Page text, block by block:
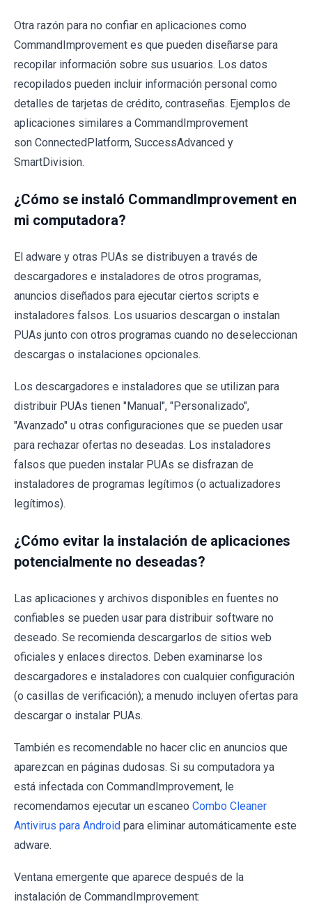
Otra razón para no confiar en aplicaciones como
CommandImprovement es que pueden diseñarse para
recopilar información sobre sus usuarios. Los datos
recopilados pueden incluir información personal como
detalles de tarjetas de crédito, contraseñas. Ejemplos de
aplicaciones similares a CommandImprovement
son ConnectedPlatform, SuccessAdvanced y
SmartDivision.
¿Cómo se instaló CommandImprovement en
mi computadora?
El adware y otras PUAs se distribuyen a través de
descargadores e instaladores de otros programas,
anuncios diseñados para ejecutar ciertos scripts e
instaladores falsos. Los usuarios descargan o instalan
PUAs junto con otros programas cuando no deseleccionan
descargas o instalaciones opcionales.
Los descargadores e instaladores que se utilizan para
distribuir PUAs tienen "Manual", "Personalizado",
"Avanzado" u otras configuraciones que se pueden usar
para rechazar ofertas no deseadas. Los instaladores
falsos que pueden instalar PUAs se disfrazan de
instaladores de programas legítimos (o actualizadores
legítimos).
¿Cómo evitar la instalación de aplicaciones
potencialmente no deseadas?
Las aplicaciones y archivos disponibles en fuentes no
confiables se pueden usar para distribuir software no
deseado. Se recomienda descargarlos de sitios web
oficiales y enlaces directos. Deben examinarse los
descargadores e instaladores con cualquier configuración
(o casillas de verificación); a menudo incluyen ofertas para
descargar o instalar PUAs.
También es recomendable no hacer clic en anuncios que
aparezcan en páginas dudosas. Si su computadora ya
está infectada con CommandImprovement, le
recomendamos ejecutar un escaneo Combo Cleaner
Antivirus para Android para eliminar automáticamente este
adware.
Ventana emergente que aparece después de la
instalación de CommandImprovement: